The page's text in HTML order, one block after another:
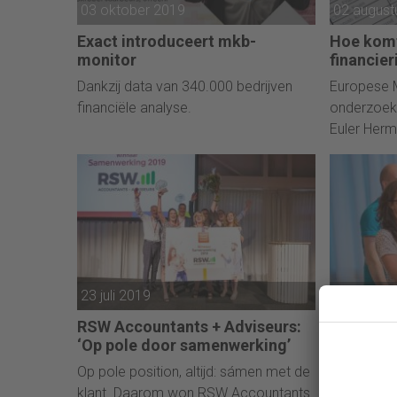
03 oktober 2019
Exact introduceert mkb-
monitor
Dankzij data van 340.000 bedrijven
financiële analyse.
02
Hoe
Europese
Euler
banken.
23 juli 2019
RSW Accountants + Adviseurs:
‘Op pole door samenwerking’
Op pole position, altijd: sámen met de
klant. Daarom won RSW Accountants
Winnaar